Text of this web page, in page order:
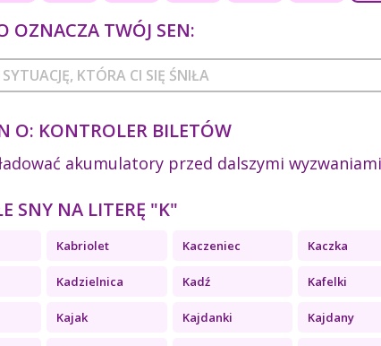
OZNACZA TWÓJ SEN:
O: KONTROLER BILETÓW
akumulatory przed dalszymi
SNY NA LITERĘ "K"
Kabriolet Kaczeniec Kaczka
Kadzielnica Kadź Kafelki
Kajak Kajdanki Kajdany